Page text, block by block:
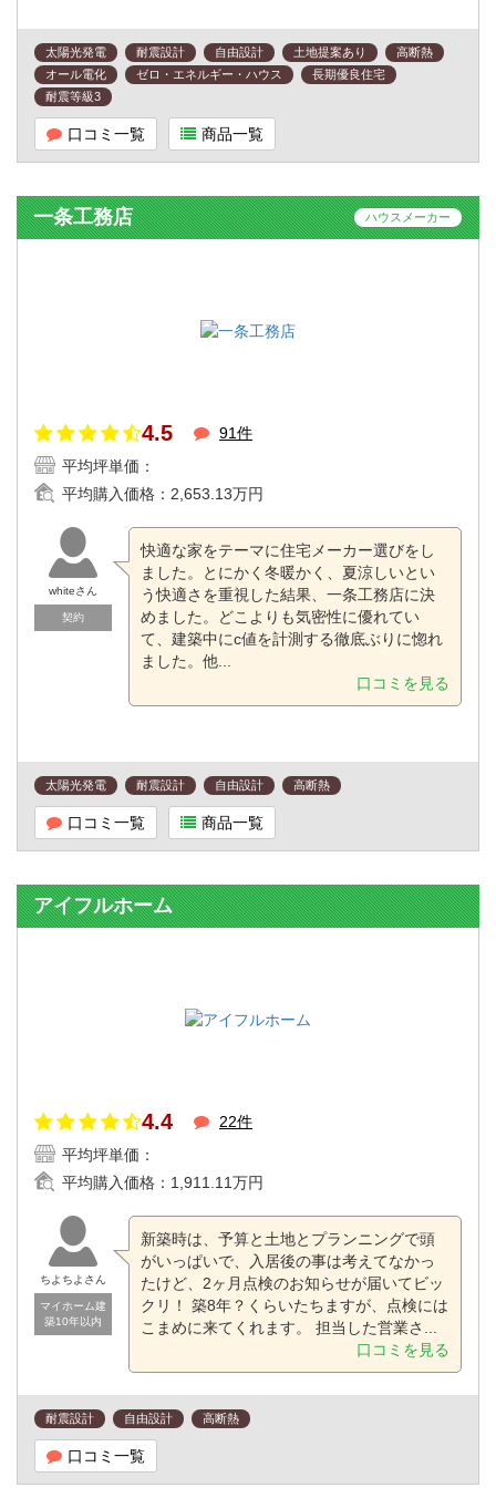
太陽光発電 耐震設計 自由設計 土地提案あり
高断熱
オール電化
ゼロ・エネルギー・ハウス
長期優良住宅
耐震等級3
口コミ一覧 商品一覧
一条工務店 ハウスメーカー
4.5
91件
平均坪単価：
平均購入価格： 2,653.13万円
whiteさん
契約
快適な家をテーマに住宅メーカー選びをし
ました。とにかく冬暖かく、夏涼しいとい
う快適さを重視した結果、一条工務店に決
めました。どこよりも気密性に優れてい
て、建築中にc値を計測する徹底ぶりに惚れ
ました。他...
口コミを見る
太陽光発電 耐震設計 自由設計 高断熱
口コミ一覧 商品一覧
アイフルホーム
4.4
22件
平均坪単価：
平均購入価格： 1,911.11万円
ちよちよさん
マイホーム建
築10年以内
新築時は、予算と土地とプランニングで頭
がいっぱいで、入居後の事は考えてなかっ
たけど、2ヶ月点検のお知らせが届いてビッ
クリ！ 築8年？くらいたちますが、点検には
こまめに来てくれます。 担当した営業さ...
口コミを見る
耐震設計 自由設計 高断熱
口コミ一覧